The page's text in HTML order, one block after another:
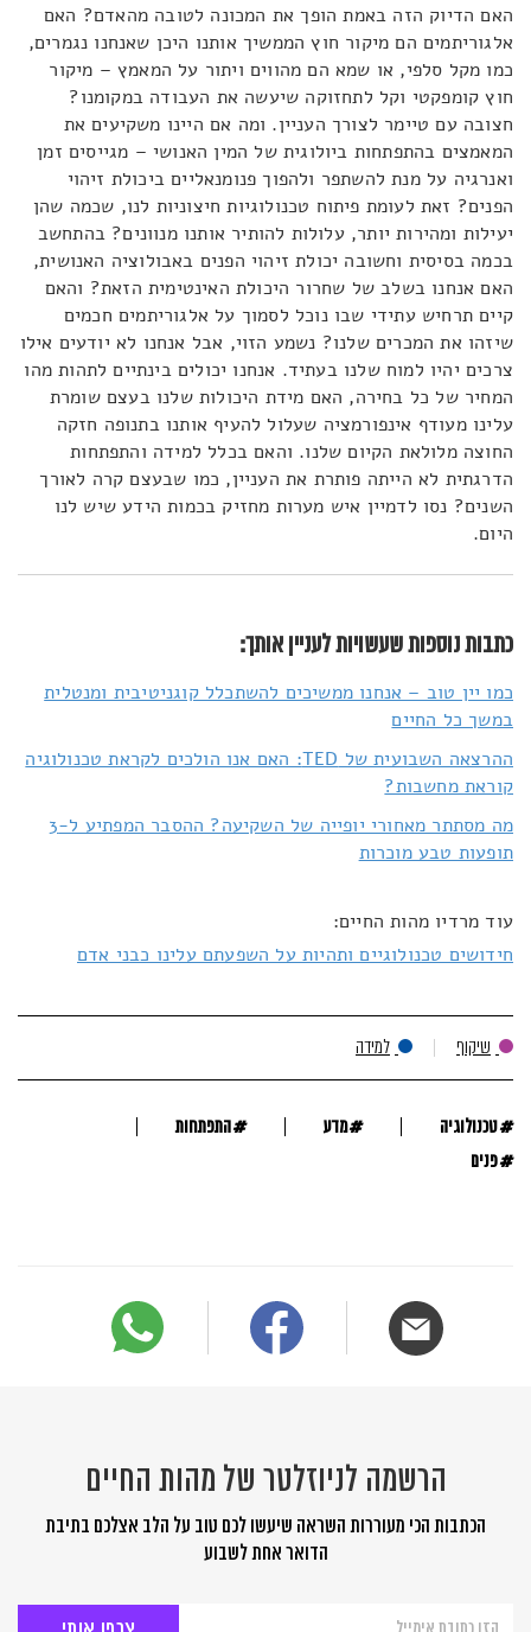
האם הדיוק הזה באמת הופך את המכונה לטובה מהאדם? האם
אלגוריתמים הם מיקור חוץ הממשיך אותנו היכן שאנחנו נגמרים,
כמו מקל סלפי, או שמא הם מהווים ויתור על המאמץ – מיקור
חוץ קומפקטי וקל לתחזוקה שיעשה את העבודה במקומנו?
חצובה עם טיימר לצורך העניין. ומה אם היינו משקיעים את
המאמצים בהתפתחות ביולוגית של המין האנושי – מגייסים זמן
ואנרגיה על מנת להשתפר ולהפוך פנומנאליים ביכולת זיהוי
הפנים? זאת לעומת פיתוח טכנולוגיות חיצוניות לנו, שכמה שהן
יעילות ומהירות יותר, עלולות להותיר אותנו מנוונים? בהתחשב
בכמה בסיסית וחשובה יכולת זיהוי הפנים באבולוציה האנושית,
האם אנחנו בשלב של שחרור היכולת האינטימית הזאת? והאם
קיים תרחיש עתידי שבו נוכל לסמוך על אלגוריתמים חכמים
שיזהו את המכרים שלנו? נשמע הזוי, אבל אנחנו לא יודעים אילו
צרכים יהיו למוח שלנו בעתיד. אנחנו יכולים בינתיים לתהות מהו
המחיר של כל בחירה, האם מידת היכולות שלנו בעצם שומרת
עלינו מעודף אינפורמציה שעלול להעיף אותנו בתנופה חזקה
החוצה מלולאת הקיום שלנו. והאם בכלל למידה והתפתחות
הדרגתית לא הייתה פותרת את העניין, כמו שבעצם קרה לאורך
השנים? נסו לדמיין איש מערות מחזיק בכמות הידע שיש לנו
היום.
כתבות נוספות שעשויות לעניין אותך:
כמו יין טוב – אנחנו ממשיכים להשתכלל קוגניטיבית ומנטלית
במשך כל החיים
ההרצאה השבועית של TED: האם אנו הולכים לקראת טכנולוגיה
קוראת מחשבות?
מה מסתתר מאחורי יופייה של השקיעה? ההסבר המפתיע ל-3
תופעות טבע מוכרות
עוד מרדיו מהות החיים:
חידושים טכנולוגיים ותהיות על השפעתם עלינו כבני אדם
שיקוף למידה
#טכנולוגיה #מדע #התפתחות
#פנים
הרשמה לניוזלטר של מהות החיים
הכתבות הכי מעוררות השראה שיעשו לכם טוב על הלב אצלכם בתיבת
הדואר אחת לשבוע